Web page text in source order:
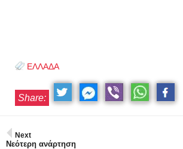
ΕΛΛΑΔΑ
Share:
Next
Νεότερη ανάρτηση